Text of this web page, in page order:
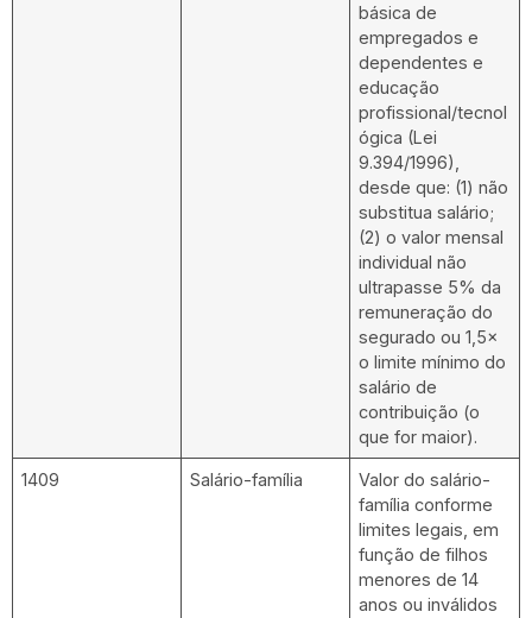
básica de
empregados e
dependentes e
educação
profissional/tecnol
ógica (Lei
9.394/1996),
desde que: (1) não
substitua salário;
(2) o valor mensal
individual não
ultrapasse 5% da
remuneração do
segurado ou 1,5×
o limite mínimo do
salário de
contribuição (o
que for maior).
1409 Salário-família
Valor do salário-
família conforme
limites legais, em
função de filhos
menores de 14
anos ou inválidos